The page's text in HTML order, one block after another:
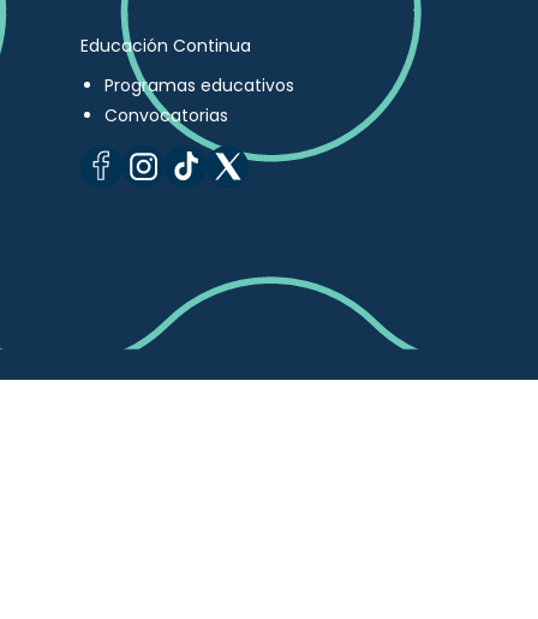
Educación Continua
Programas educativos
Convocatorias